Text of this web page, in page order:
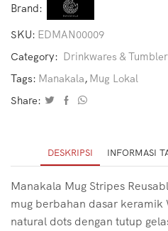
Brand:
SKU: EDMAN00009
Category: Drinkwares &
Tags: Manakala, Mug Lokal
Share:
DESKRIPSI INFORMASI
Manakala Mug Stripes
mug berbahan dasar keramik
natural dots dengan tutup